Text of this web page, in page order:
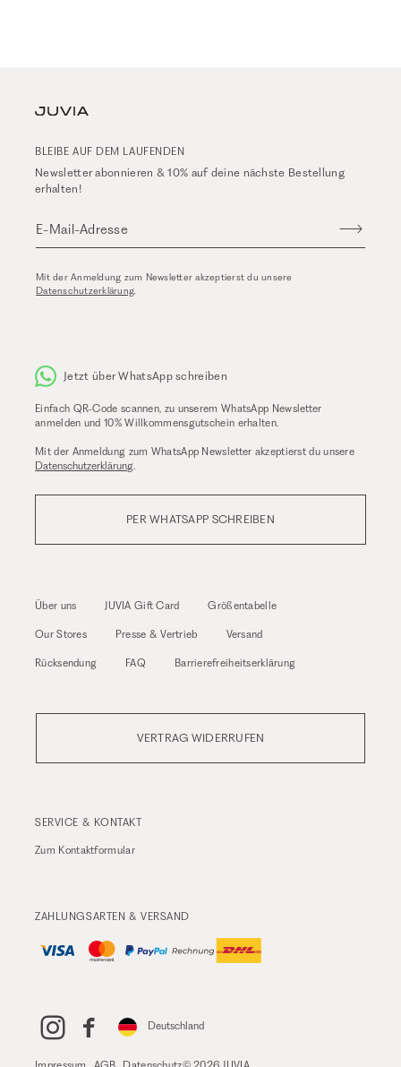
BLEIBE AUF DEM LAUFENDEN
Newsletter abonnieren & 10% auf deine nächste Bestellung
erhalten!
E-Mail-Adresse
Mit der Anmeldung zum Newsletter akzeptierst du unsere
Datenschutzerklärung.
Jetzt über WhatsApp schreiben
Einfach QR-Code scannen, zu unserem WhatsApp Newsletter
anmelden und 10% Willkommensgutschein erhalten.
Mit der Anmeldung zum WhatsApp Newsletter akzeptierst du unsere
Datenschutzerklärung
PER WHATSAPP SCHREIBEN
Über uns JUVIA Gift Card Größentabelle
Our Stores Presse & Vertrieb Versand
Rücksendung FAQ Barrierefreiheitserklärung
VERTRAG WIDERRUFEN
SERVICE & KONTAKT
Zum Kontaktformular
ZAHLUNGSARTEN & VERSAND
Deutschland